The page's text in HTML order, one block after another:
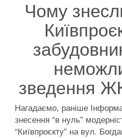
Чому
зведення
Нагадаємо, раніше
знесення “в нуль”
“Київпроєкту” на вул.